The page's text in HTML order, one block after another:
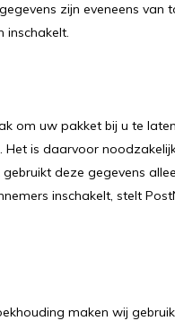
zijn eveneens van
inschakelt.
om uw pakket bij u te
Het is daarvoor
deze gegevens
inschakelt, stelt
maken wij